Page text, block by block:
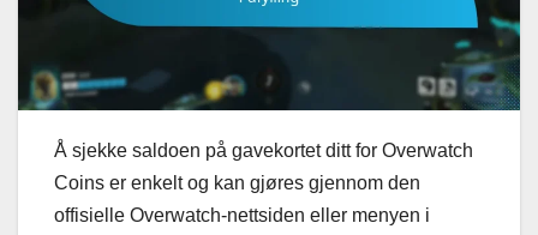
Å sjekke saldoen på gavekortet ditt for Overwatch
Coins er enkelt og kan gjøres gjennom den
offisielle Overwatch-nettsiden eller menyen i